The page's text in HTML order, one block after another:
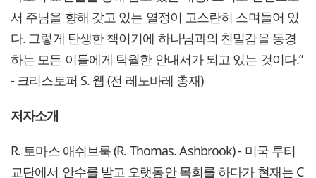
서 주님을 향해 갖고 있는 열정이 고스란히 스며들어 있
다. 그렇게 탄생한 책이기에 하나님과의 친밀감을 동경
하는 모든 이들에게 탁월한 안내서가 되고 있는 것이다.”
- 크리스토퍼 S. 웹 (전 레노바레 총재)
저자소개
R. 토마스 애쉬브룩 (R. Thomas. Ashbrook) - 미국 루터
교단에서 안수를 받고 오랫동안 목회를 하다가 현재는 C